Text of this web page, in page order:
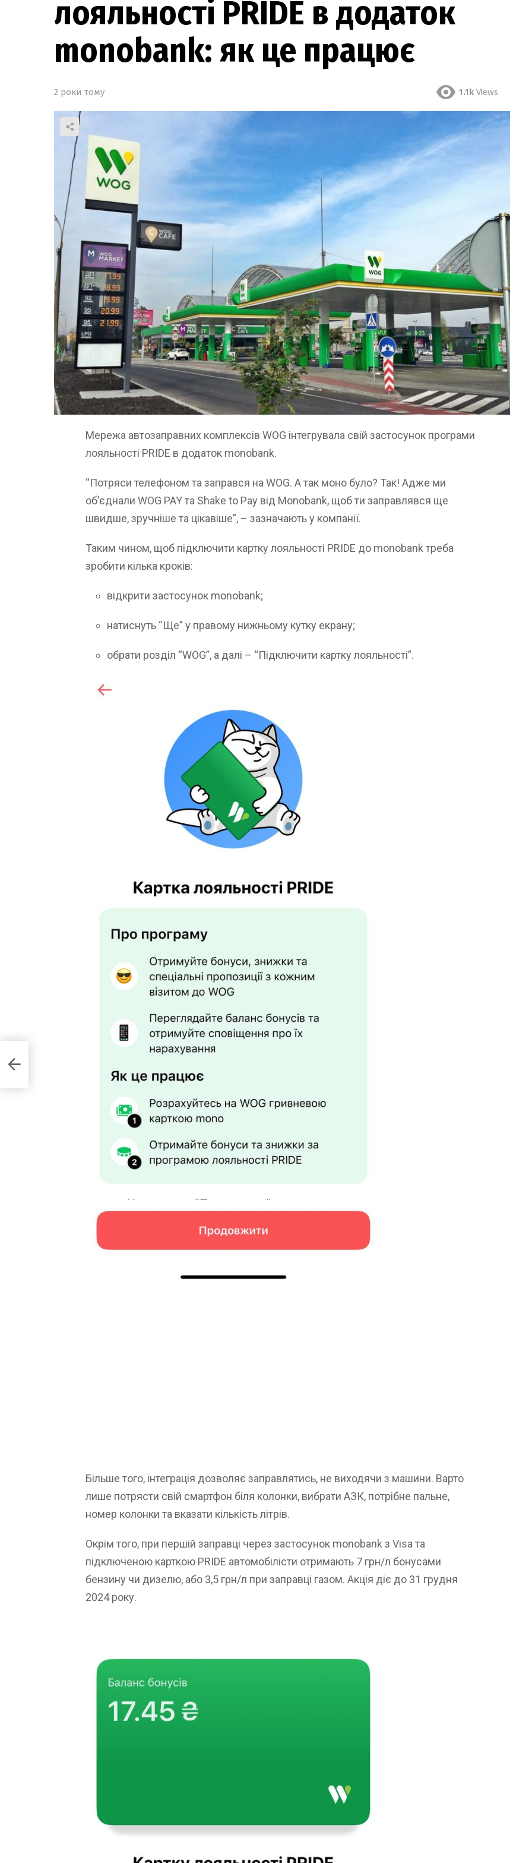
лояльності PRIDE в додаток
monobank: як це працює
2 роки тому 1.1k Views
Мережа автозаправних комплексів WOG інтегрувала свій застосунок програми
лояльності PRIDE в додаток monobank.
“Потряси телефоном та заправся на WOG. А так моно було? Так! Адже ми
об’єднали WOG PAY та Shake to Pay від Monobank, щоб ти заправлявся ще
швидше, зручніше та цікавіше”, – зазначають у компанії.
Таким чином, щоб підключити картку лояльності PRIDE до monobank треба
зробити кілька кроків:
відкрити застосунок monobank;
натиснуть “Ще” у правому нижньому кутку екрану;
обрати розділ “WOG”, а далі – “Підключити картку лояльності”.
Більше того, інтеграція дозволяє заправлятись, не виходячи з машини. Варто
лише потрясти свій смартфон біля колонки, вибрати АЗК, потрібне пальне,
номер колонки та вказати кількість літрів.
Окрім того, при першій заправці через застосунок monobank з Visa та
підключеною карткою PRIDE автомобілісти отримають 7 грн/л бонусами
бензину чи дизелю, або 3,5 грн/л при заправці газом. Акція діє до 31 грудня
2024 року.